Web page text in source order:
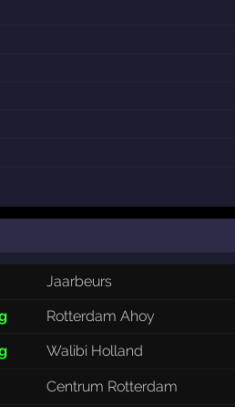
Jaarbeurs
Rotterdam Ahoy
Walibi Holland
Centrum Rotterdam